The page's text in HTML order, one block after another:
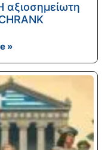
αξιοσημείωτη
»